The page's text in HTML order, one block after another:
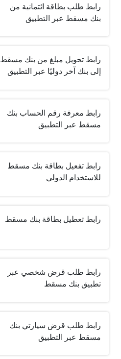
رابط طلب بطاقة ائتمانية من
بنك مسقط عبر التطبيق
رابط تحويل مبلغ من بنك مسقط
إلى بنك آخر دوليًا عبر التطبيق
رابط معرفة رقم الحساب بنك
مسقط عبر التطبيق
رابط تفعيل بطاقة بنك مسقط
للاستخدام الدولي
رابط تعطيل بطاقة بنك مسقط
رابط طلب قرض شخصي عبر
تطبيق بنك مسقط
رابط طلب قرض سيارتي بنك
مسقط عبر التطبيق